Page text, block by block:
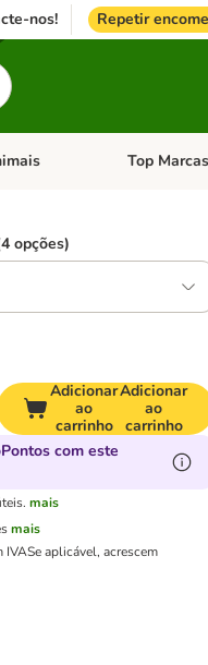
nos! Repetir
categoria: PássarosAbrir menu
Top Marcas
opções)
Adicionar
ao
carrinho
Adicionar
ao
carrinho
com este
mais
mais
IVASe aplicável, acrescem